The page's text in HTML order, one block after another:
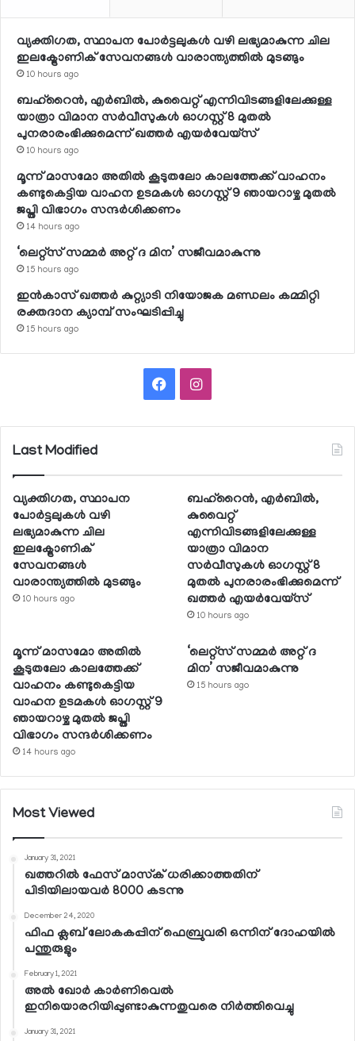
വ്യക്തിഗത, സ്ഥാപന പോര്‍ട്ടലുകള്‍ വഴി ലഭ്യമാകുന്ന ചില
ഇലക്ട്രോണിക് സേവനങ്ങള്‍ വാരാന്ത്യത്തില്‍ മുടങ്ങും
10 hours ago
ബഹ്റൈന്‍, എര്‍ബില്‍, കുവൈറ്റ് എന്നിവിടങ്ങളിലേക്കുള്ള
യാത്രാ വിമാന സര്‍വീസുകള്‍ ഓഗസ്റ്റ് 8 മുതല്‍
പുനരാരംഭിക്കുമെന്ന് ഖത്തര്‍ എയര്‍വേയ്സ്
10 hours ago
മൂന്ന് മാസമോ അതില്‍ കൂടുതലോ കാലത്തേക്ക് വാഹനം
കണ്ടുകെട്ടിയ വാഹന ഉടമകള്‍ ഓഗസ്റ്റ് 9 ഞായറാഴ്ച മുതല്‍
ജപ്തി വിഭാഗം സന്ദര്‍ശിക്കണം
14 hours ago
‘ലെറ്റ്‌സ് സമ്മര്‍ അറ്റ് ദ മിന’ സജീവമാകുന്നു
15 hours ago
ഇന്‍കാസ് ഖത്തര്‍ കുറ്റ്യാടി നിയോജക മണ്ഡലം കമ്മിറ്റി
രക്തദാന ക്യാമ്പ് സംഘടിപ്പിച്ചു
15 hours ago
FacebookInstagram
Last Modified
വ്യക്തിഗത, സ്ഥാപന
പോര്‍ട്ടലുകള്‍ വഴി
ലഭ്യമാകുന്ന ചില
ഇലക്ട്രോണിക്
സേവനങ്ങള്‍
വാരാന്ത്യത്തില്‍ മുടങ്ങും
10 hours ago
ബഹ്റൈന്‍, എര്‍ബില്‍,
കുവൈറ്റ്
എന്നിവിടങ്ങളിലേക്കുള്ള
യാത്രാ വിമാന
സര്‍വീസുകള്‍ ഓഗസ്റ്റ് 8
മുതല്‍ പുനരാരംഭിക്കുമെന്ന്
ഖത്തര്‍ എയര്‍വേയ്സ്
10 hours ago
മൂന്ന് മാസമോ അതില്‍
കൂടുതലോ കാലത്തേക്ക്
വാഹനം കണ്ടുകെട്ടിയ
വാഹന ഉടമകള്‍ ഓഗസ്റ്റ് 9
ഞായറാഴ്ച മുതല്‍ ജപ്തി
വിഭാഗം സന്ദര്‍ശിക്കണം
14 hours ago
‘ലെറ്റ്‌സ് സമ്മര്‍ അറ്റ് ദ
മിന’ സജീവമാകുന്നു
15 hours ago
Most Viewed
January 31, 2021
ഖത്തറില്‍ ഫേസ് മാസ്‌ക് ധരിക്കാത്തതിന്
പിടിയിലായവര്‍ 8000 കടന്നു
December 24, 2020
ഫിഫ ക്ലബ് ലോകകപ്പിന് ഫെബ്രുവരി ഒന്നിന് ദോഹയില്‍
പന്തുരുളും
February 1, 2021
അല്‍ ഖോര്‍ കാര്‍ണിവെല്‍
ഇനിയൊരറിയിപ്പുണ്ടാകുന്നതുവരെ നിര്‍ത്തിവെച്ചു
January 31, 2021